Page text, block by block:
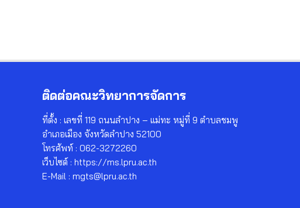
ติดต่อคณะวิทยาการจัดการ
ที่ตั้ง : เลขที่ 119 ถนนลำปาง – แม่ทะ หมู่ที่ 9 ตำบลชมพู
อำเภอเมือง จังหวัดลำปาง 52100
โทรศัพท์ : 062-3272260
เว็บไซต์ : https://ms.lpru.ac.th
E-Mail : mgts@lpru.ac.th